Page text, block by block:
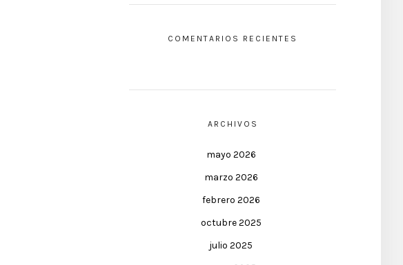
COMENTARIOS RECIENTES
ARCHIVOS
mayo 2026
marzo 2026
febrero 2026
octubre 2025
julio 2025